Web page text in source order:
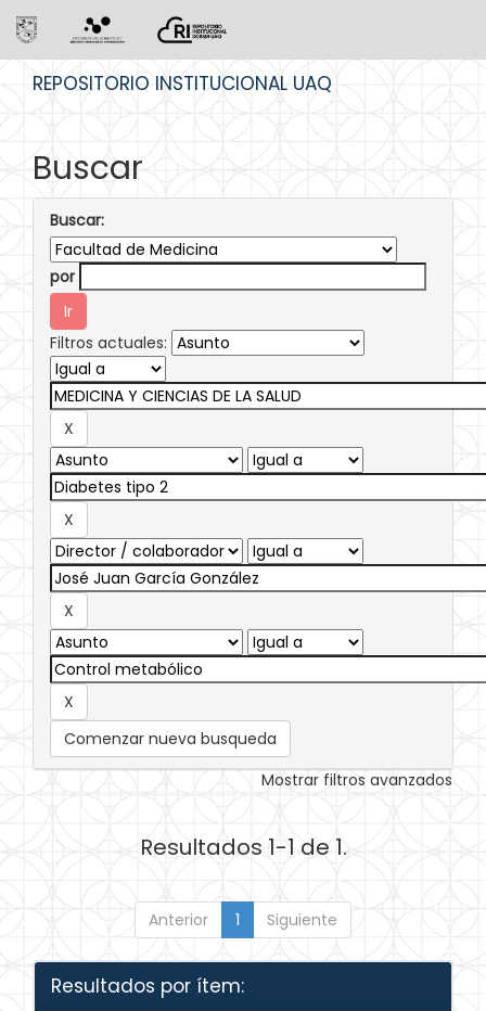
REPOSITORIO INSTITUCIONAL UAQ
Buscar
Buscar:
por
Filtros actuales:
Comenzar nueva busqueda
Mostrar filtros avanzados
Resultados 1-1 de 1.
Anterior 1 Siguiente
Resultados por ítem: